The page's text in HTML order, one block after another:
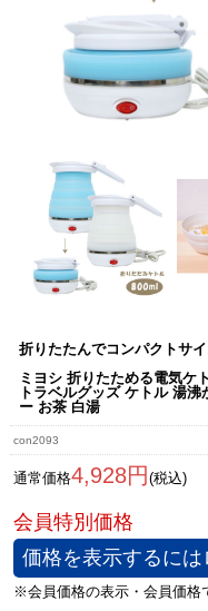
折りたたんでコンパクトサ
ミヨシ 折りたためる電気ケ
トラベルグッズ ケトル 湯
ー お茶 白湯
con2093
通常価格4,928円 (税込)
価格を表示するに